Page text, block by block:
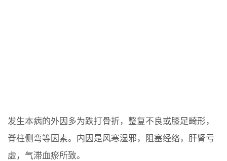
发生本病的外因多为跌打骨折，整复不良或膝足畸形，
脊柱侧弯等因素。内因是风寒湿邪，阻塞经络，肝肾亏
虚，气滞血瘀所致。